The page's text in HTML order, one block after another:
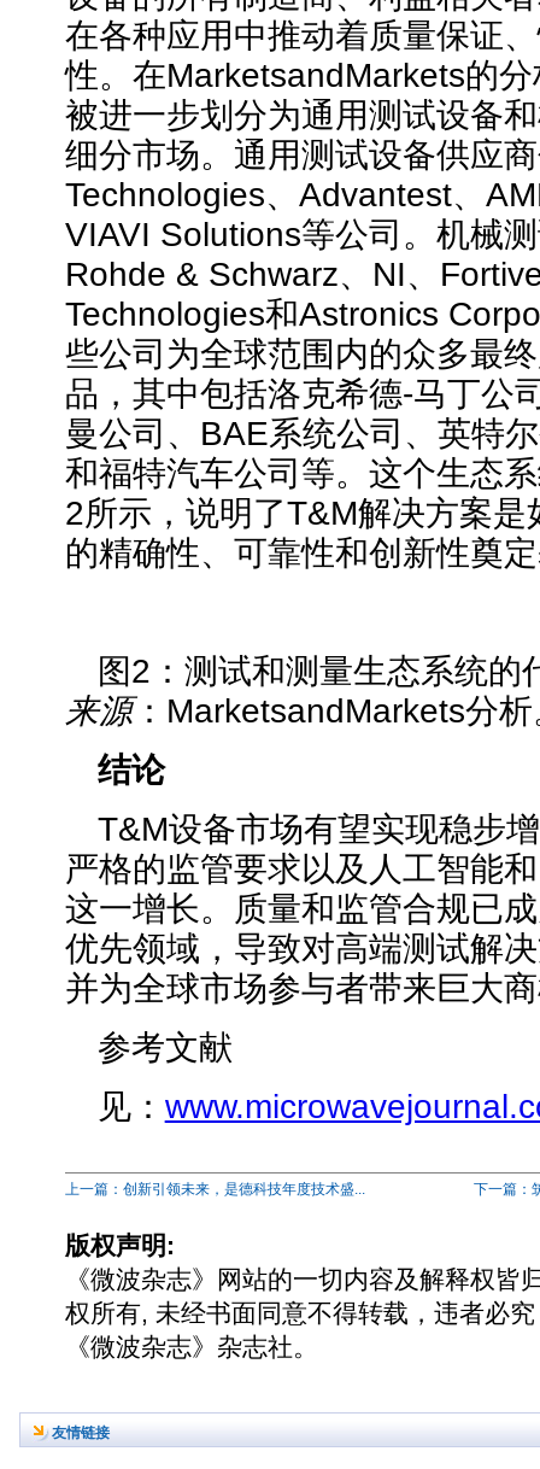
在各种应用中推动着质量保证
性。在MarketsandMarkets的
被进一步划分为通用测试设备
细分市场。通用测试设备供应
Technologies、Advantest、
VIAVI Solutions等公司。机械
Rohde & Schwarz、NI、
Technologies和Astronics
些公司为全球范围内的众多最
品，其中包括洛克希德-马丁公
曼公司、BAE系统公司、英特
和福特汽车公司等。这个生态
2所示，说明了T&M解决方案
的精确性、可靠性和创新性奠
图2：测试和测量生态系统的
来源：MarketsandMarkets分析
结论
T&M设备市场有望实现稳步
严格的监管要求以及人工智能
这一增长。质量和监管合规已
优先领域，导致对高端测试解
并为全球市场参与者带来巨大
参考文献
见：
上一篇：创新引领未来，是德科技年度技术盛... 下一篇：
版权声明:
《微波杂志》网站的一切内容及解释权皆
权所有, 未经书面同意不得转载，违者必
《微波杂志》杂志社。
友情链接